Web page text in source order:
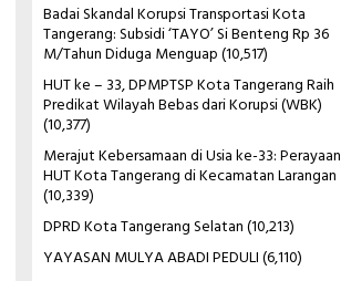
Badai Skandal Korupsi Transportasi Kota
Tangerang: Subsidi ‘TAYO’ Si Benteng Rp 36
M/Tahun Diduga Menguap(10,517)
HUT ke – 33, DPMPTSP Kota Tangerang Raih
Predikat Wilayah Bebas dari Korupsi (WBK)
(10,377)
Merajut Kebersamaan di Usia ke-33: Perayaan
HUT Kota Tangerang di Kecamatan Larangan
(10,339)
DPRD Kota Tangerang Selatan(10,213)
YAYASAN MULYA ABADI PEDULI(6,110)